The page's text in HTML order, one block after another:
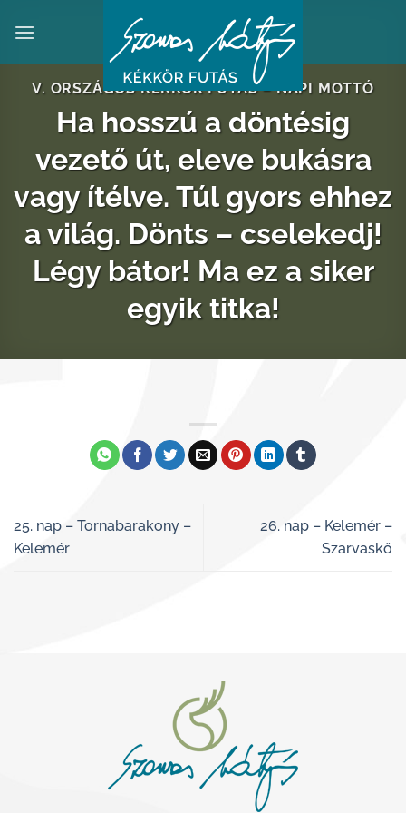
V. ORSZÁGOS KÉKKÖR FUTÁS – NAPI MOTTÓ
Ha hosszú a döntésig
vezető út, eleve bukásra
vagy ítélve. Túl gyors ehhez
a világ. Dönts – cselekedj!
Légy bátor! Ma ez a siker
egyik titka!
25. nap – Tornabarakony –
Kelemér
26. nap – Kelemér –
Szarvaskő